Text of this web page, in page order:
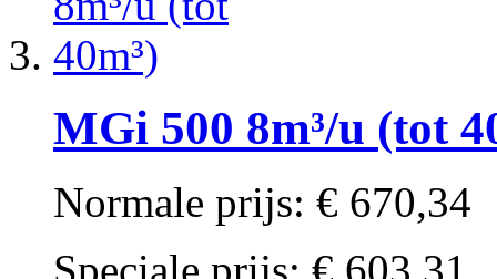
MGi 500 8m³/u (tot
Normale prijs: € 670,34